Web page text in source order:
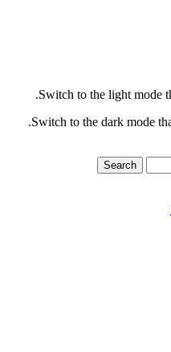
Switch to the light mode
Switch to the dark mode
Search